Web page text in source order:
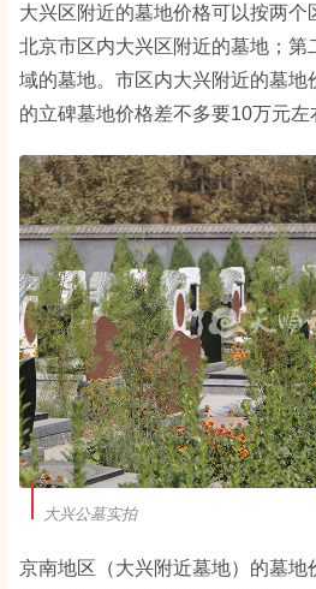
大兴区附近的墓地价格可以按两个
北京市区内大兴区附近的墓地；第
域的墓地。市区内大兴附近的墓地
的立碑墓地价格差不多要10万元左
大兴公墓实拍
京南地区（大兴附近墓地）的墓地